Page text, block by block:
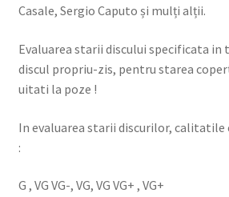
Casale, Sergio Caputo și mulți alții.
Evaluarea starii discului specificata in
discul propriu-zis, pentru starea
uitati la poze !
In evaluarea starii discurilor,
:
G , VG VG-, VG, VG VG+ , VG+